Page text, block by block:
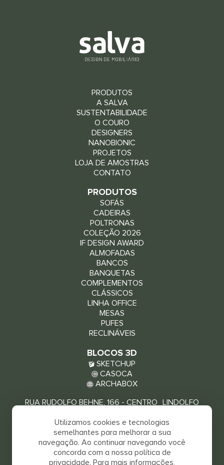
PRODUTOS
A SALVA
SUSTENTABILIDADE
O COURO
DESIGNERS
NANOBIONIC
PROJETOS
LOJA DE AMOSTRAS
CONTATO
PRODUTOS
SOFÁS
CADEIRAS
POLTRONAS
COLEÇÃO 2026
IF DESIGN AWARD
ALMOFADAS
BANCOS
BANQUETAS
COMPLEMENTOS
CLÁSSICOS
LINHA OFFICE
MESAS
PUFES
RECLINÁVEIS
BLOCOS 3D
SKETCHUP
CASOCA
ARCHABOX
RUA RUDOLFO BEHNE, 166 - CENTRO LINDOLFO
VEJA COMO CHEGAR
Utilizamos cookies e tecnologias
semelhantes para melhorar a sua
navegação. Ao continuar navegando você
concorda com a nossa política de
privacidade. Para mais informações,